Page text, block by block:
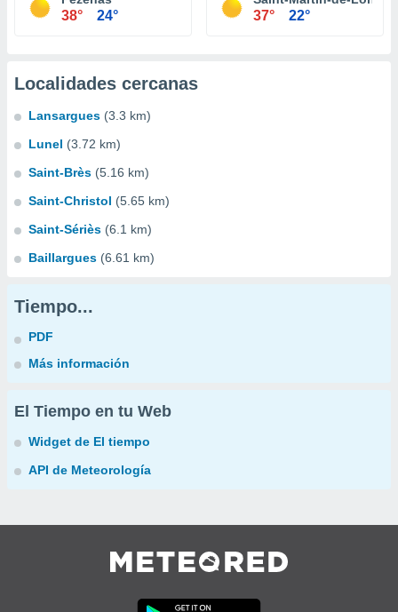
38° 24° 37° 22°
Localidades cercanas
Lansargues (3.3 km)
Lunel (3.72 km)
Saint-Brès (5.16 km)
Saint-Christol (5.65 km)
Saint-Sériès (6.1 km)
Baillargues (6.61 km)
Tiempo...
PDF
Más información
El Tiempo en tu Web
Widget de El tiempo
API de Meteorología